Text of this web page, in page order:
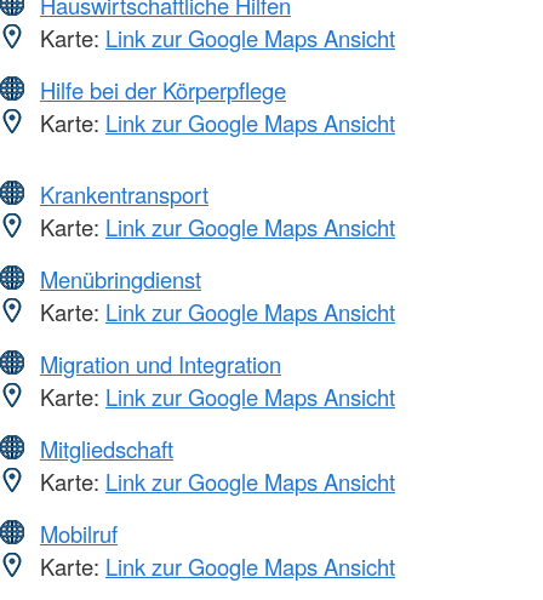
Karte: Link zur Google Maps Ansicht
Hilfe bei der Körperpflege
Karte: Link zur Google Maps Ansicht
Krankentransport
Karte: Link zur Google Maps Ansicht
Menübringdienst
Karte: Link zur Google Maps Ansicht
Migration und Integration
Karte: Link zur Google Maps Ansicht
Mitgliedschaft
Karte: Link zur Google Maps Ansicht
Mobilruf
Karte: Link zur Google Maps Ansicht